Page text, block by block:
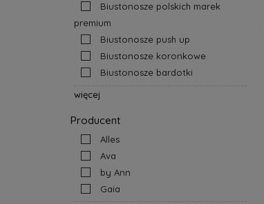
Biustonosze polskich marek
premium
Biustonosze push up
Biustonosze koronkowe
Biustonosze bardotki
więcej
Producent
Alles
Ava
by Ann
Gaia